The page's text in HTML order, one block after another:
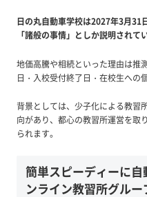
日の丸自動車学校は2027年3月31
「諸般の事情」としか説明されて
地価高騰や相続といった理由は推
日・入校受付終了日・在校生への
背景としては、少子化による教習
向があり、都心の教習所運営を取
られます。
簡単スピーディーに
ンライン教習所グル